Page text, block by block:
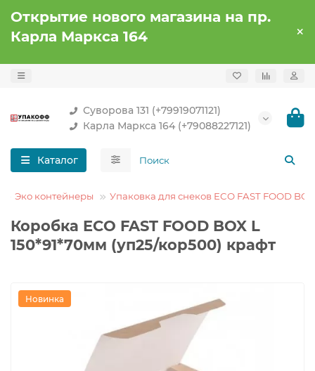
Открытие нового магазина на пр.
Карла Маркса 164
Суворова 131 (+79919071121)
Карла Маркса 164 (+79088227121)
Каталог
Эко контейнеры Упаковка для снеков ECO FAST FOOD BOX
Коробка ECO FAST FOOD BOX L
150*91*70мм (уп25/кор500) крафт
Новинка